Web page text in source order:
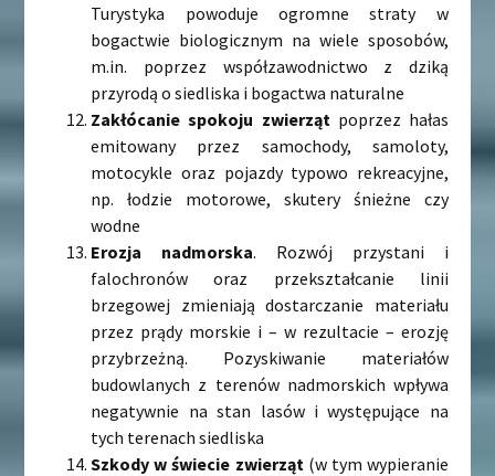
Turystyka powoduje ogromne straty w
bogactwie biologicznym na wiele sposobów,
m.in. poprzez współzawodnictwo z dziką
przyrodą o siedliska i bogactwa naturalne
Zakłócanie spokoju zwierząt poprzez hałas
emitowany przez samochody, samoloty,
motocykle oraz pojazdy typowo rekreacyjne,
np. łodzie motorowe, skutery śnieżne czy
wodne
Erozja nadmorska. Rozwój przystani i
falochronów oraz przekształcanie linii
brzegowej zmieniają dostarczanie materiału
przez prądy morskie i – w rezultacie – erozję
przybrzeżną. Pozyskiwanie materiałów
budowlanych z terenów nadmorskich wpływa
negatywnie na stan lasów i występujące na
tych terenach siedliska
Szkody w świecie zwierząt (w tym wypieranie